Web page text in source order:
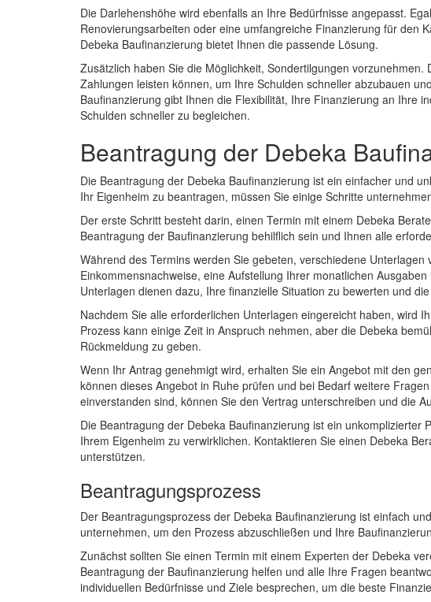
Die Darlehenshöhe wird ebenfalls an Ihre Bedürfnisse angepasst.
Renovierungsarbeiten oder eine umfangreiche Finanzierung für den
Debeka Baufinanzierung bietet Ihnen die passende Lösung.
Zusätzlich haben Sie die Möglichkeit, Sondertilgungen
Zahlungen leisten können, um Ihre Schulden schneller abzubauen
Baufinanzierung gibt Ihnen die Flexibilität, Ihre Finanzierung an Ihre
Schulden schneller zu begleichen.
Beantragung der Debeka
Die Beantragung der Debeka Baufinanzierung ist ein einfacher und
Ihr Eigenheim zu beantragen, müssen Sie einige Schritte
Der erste Schritt besteht darin, einen Termin mit einem Debeka
Beantragung der Baufinanzierung behilflich sein und Ihnen alle
Während des Termins werden Sie gebeten, verschiedene
Einkommensnachweise, eine Aufstellung Ihrer monatlichen
Unterlagen dienen dazu, Ihre finanzielle Situation zu bewerten und
Nachdem Sie alle erforderlichen Unterlagen eingereicht haben, wird
Prozess kann einige Zeit in Anspruch nehmen, aber die Debeka
Rückmeldung zu geben.
Wenn Ihr Antrag genehmigt wird, erhalten Sie ein Angebot mit den
können dieses Angebot in Ruhe prüfen und bei Bedarf weitere
einverstanden sind, können Sie den Vertrag unterschreiben und die
Die Beantragung der Debeka Baufinanzierung ist ein unkomplizierter
Ihrem Eigenheim zu verwirklichen. Kontaktieren Sie einen Debeka
unterstützen.
Beantragungsprozess
Der Beantragungsprozess der Debeka Baufinanzierung ist einfach
unternehmen, um den Prozess abzuschließen und Ihre
Zunächst sollten Sie einen Termin mit einem Experten der Debeka
Beantragung der Baufinanzierung helfen und alle Ihre Fragen
individuellen Bedürfnisse und Ziele besprechen, um die beste